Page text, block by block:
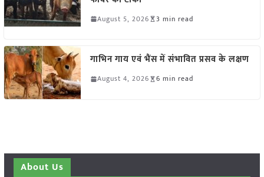
August 5, 2026 3 min read
गाभिन गाय एवं भैंस में संभावित प्रसव के लक्षण
August 4, 2026 6 min read
About Us